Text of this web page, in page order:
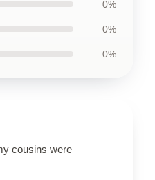
0%
0%
0%
cousins were